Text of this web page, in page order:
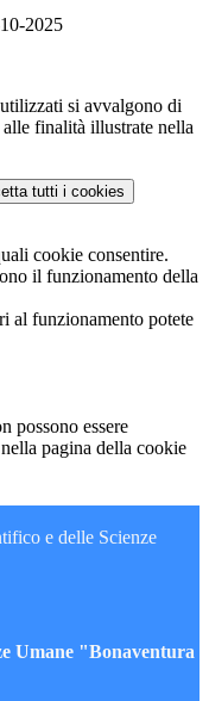
2025
si avvalgono di
finalità illustrate nella
tutti i cookies
cookie consentire.
il funzionamento della
al funzionamento potete
possono essere
pagina della cookie
e delle Scienze
Umane "Bonaventura